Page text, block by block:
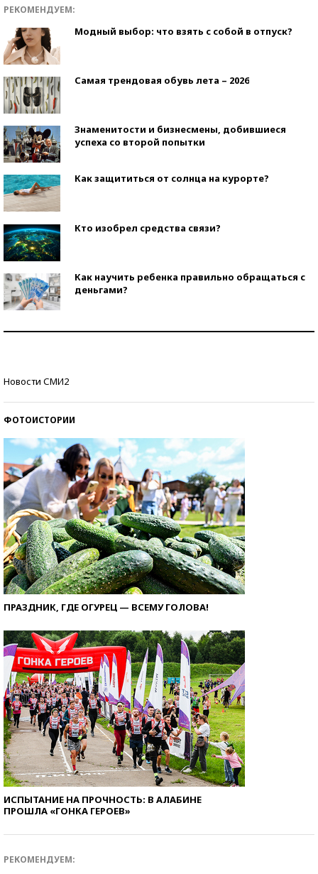
РЕКОМЕНДУЕМ:
Модный выбор: что взять с собой в отпуск?
Самая трендовая обувь лета – 2026
Знаменитости и бизнесмены, добившиеся
успеха со второй попытки
Как защититься от солнца на курорте?
Кто изобрел средства связи?
Как научить ребенка правильно обращаться с
деньгами?
Новости СМИ2
ФОТОИСТОРИИ
ПРАЗДНИК, ГДЕ ОГУРЕЦ — ВСЕМУ ГОЛОВА!
ИСПЫТАНИЕ НА ПРОЧНОСТЬ: В АЛАБИНЕ
ПРОШЛА «ГОНКА ГЕРОЕВ»
РЕКОМЕНДУЕМ: